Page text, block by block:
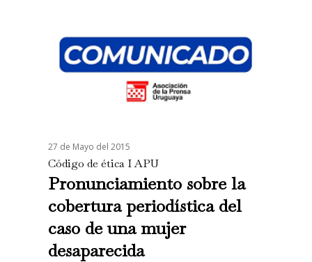
27 de Mayo del 2015
Código de ética I APU
Pronunciamiento sobre la
cobertura periodística del
caso de una mujer
desaparecida